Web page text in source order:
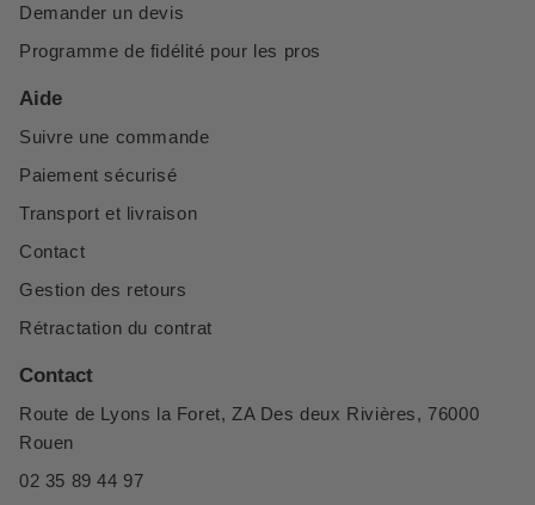
Demander un devis
Programme de fidélité pour les pros
Aide
Suivre une commande
Paiement sécurisé
Transport et livraison
Contact
Gestion des retours
Rétractation du contrat
Contact
Route de Lyons la Foret, ZA Des deux Rivières, 76000
Rouen
02 35 89 44 97